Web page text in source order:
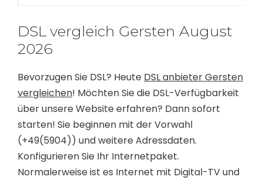
DSL vergleich Gersten August
2026
Bevorzugen Sie DSL? Heute DSL anbieter Gersten
vergleichen! Möchten Sie die DSL-Verfügbarkeit
über unsere Website erfahren? Dann sofort
starten! Sie beginnen mit der Vorwahl
(+49(5904)) und weitere Adressdaten.
Konfigurieren Sie Ihr Internetpaket.
Normalerweise ist es Internet mit Digital-TV und